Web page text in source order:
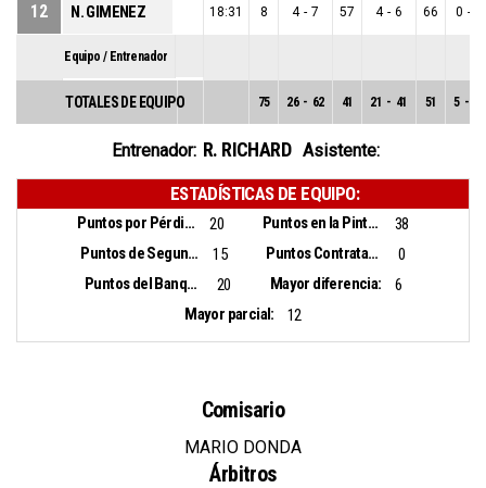
12 N. GIMENEZ 18:31 8 4 - 7 57 4 - 6 66 0 -
Equipo / Entrenador
TOTALES DE EQUIPO 75 26 - 62 41 21 - 41 51 5 -
Entrenador: R. RICHARD Asistente:
ESTADÍSTICAS DE EQUIPO:
Puntos por Pérdidas: 20 Puntos en la Pintura:
38
Puntos de Segunda Oportunidad:
15 Puntos Contrataque:
0
Puntos del Banquillo:
20 Mayor diferencia:
6
Mayor parcial:
12
Comisario
MARIO DONDA
Árbitros